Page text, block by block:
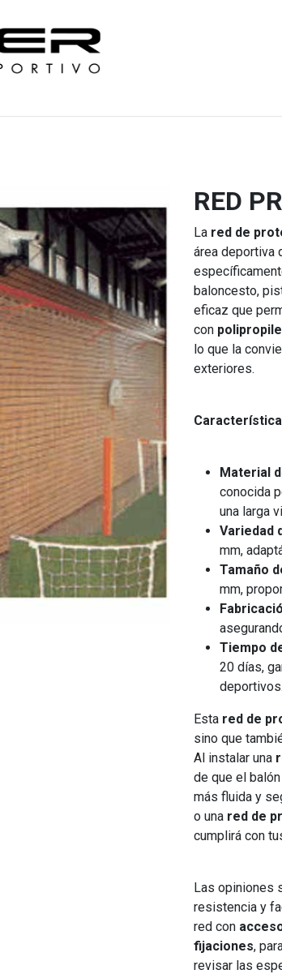
RED
La red de
área deportiva
baloncesto,
eficaz que
con
lo que la
exteriores.
Material
conocida
una larga
Variedad
mm,
Tamaño
mm,
Tiempo
20 días,
deportivos.
Esta red de
sino que
Al instalar una
de que el
más fluida y
o una red de
cumplirá con
Las opiniones
resistencia y
red con
fijaciones,
revisar las